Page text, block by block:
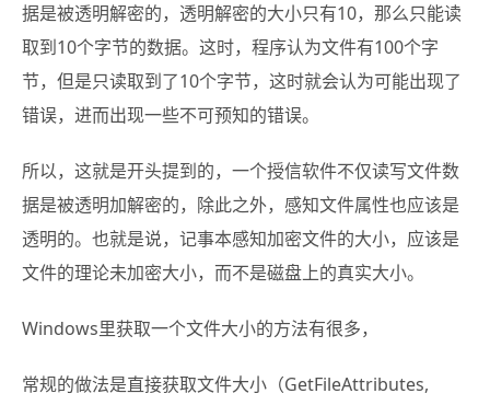
据是被透明解密的，透明解密的大小只有10，那么只能读
取到10个字节的数据。这时，程序认为文件有100个字
节，但是只读取到了10个字节，这时就会认为可能出现了
错误，进而出现一些不可预知的错误。
所以，这就是开头提到的，一个授信软件不仅读写文件数
据是被透明加解密的，除此之外，感知文件属性也应该是
透明的。也就是说，记事本感知加密文件的大小，应该是
文件的理论未加密大小，而不是磁盘上的真实大小。
Windows里获取一个文件大小的方法有很多，
常规的做法是直接获取文件大小（GetFileAttributes,